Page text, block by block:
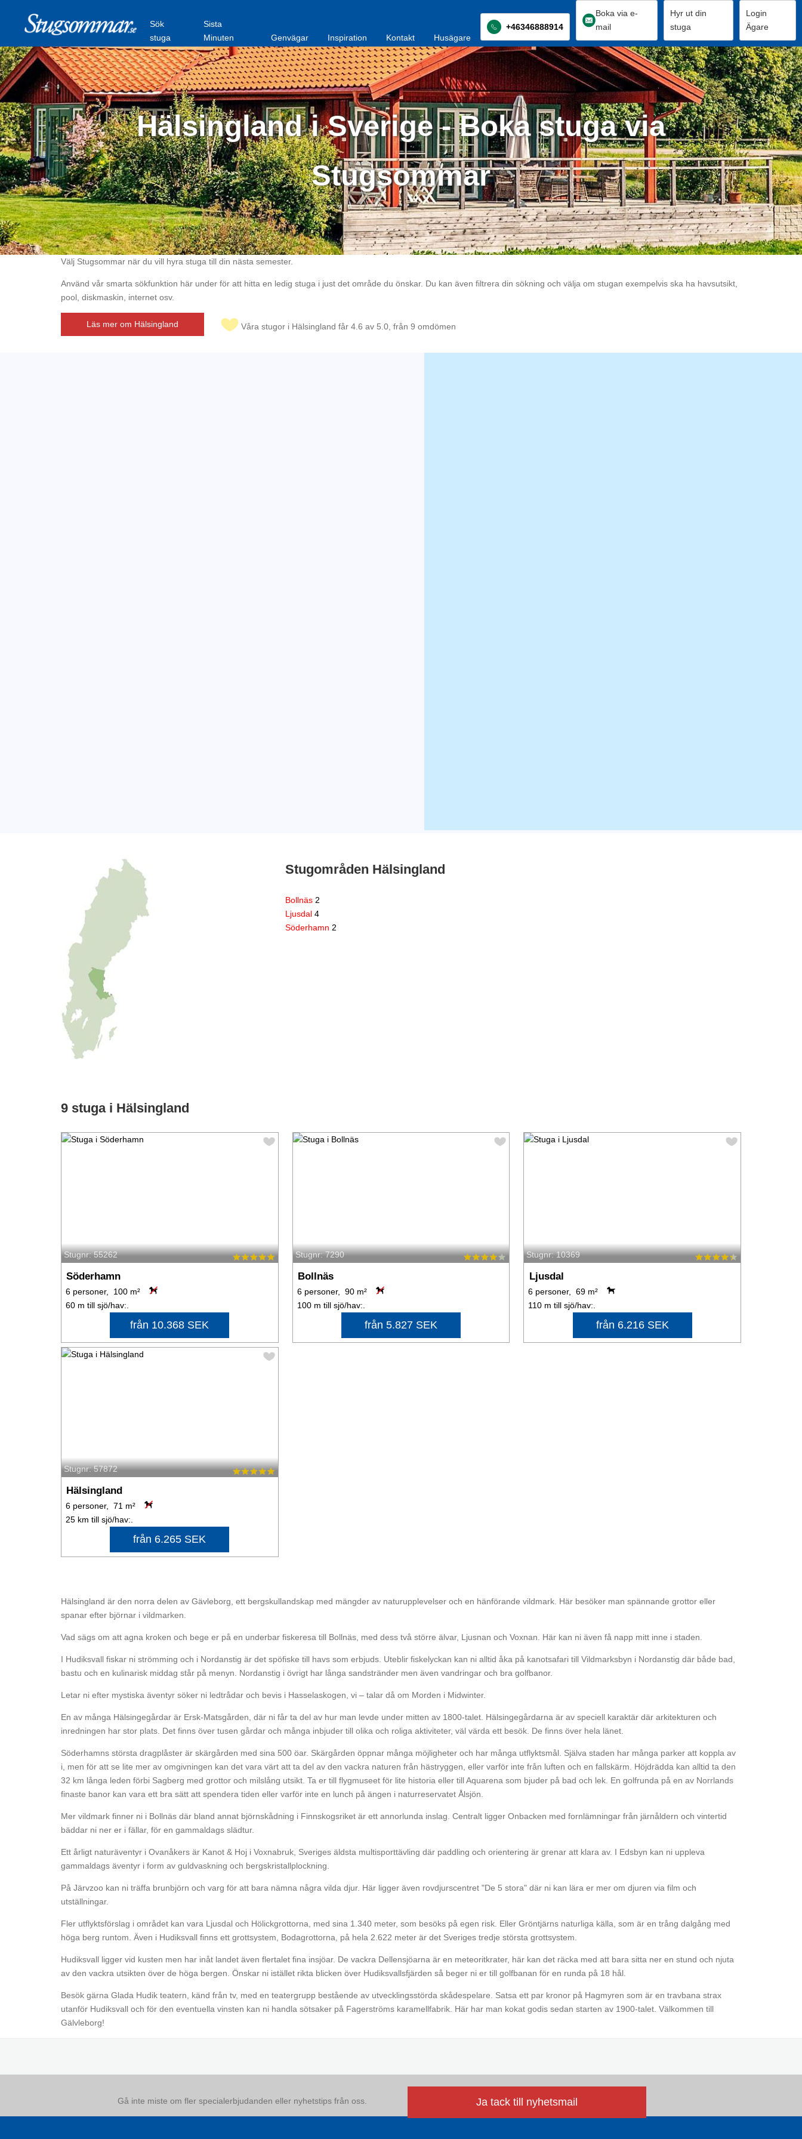
Sök
stuga
Sista
Minuten
Genvägar Inspiration Kontakt Husägare
+46346888914
Boka via e-
mail
Hyr ut din
stuga
Login
Ägare
Hälsingland i Sverige - Boka stuga via
Stugsommar
Välj Stugsommar när du vill hyra stuga till din nästa semester.
Använd vår smarta sökfunktion här under för att hitta en ledig stuga i just det område du önskar. Du kan även filtrera din sökning och välja om stugan exempelvis ska ha havsutsikt,
pool, diskmaskin, internet osv.
Läs mer om Hälsingland Våra stugor i Hälsingland får 4.6 av 5.0, från 9 omdömen
Stugområden Hälsingland
Bollnäs2
Ljusdal4
Söderhamn2
9 stuga i Hälsingland
Stugnr: 55262
Söderhamn
6 personer, 100 m²
60 m till sjö/hav:.
från 10.368 SEK
Stugnr: 7290
Bollnäs
6 personer, 90 m²
100 m till sjö/hav:.
från 5.827 SEK
Stugnr: 10369
Ljusdal
6 personer, 69 m²
110 m till sjö/hav:.
från 6.216 SEK
Stugnr: 57872
Hälsingland
6 personer, 71 m²
25 km till sjö/hav:.
från 6.265 SEK
Hälsingland är den norra delen av Gävleborg, ett bergskullandskap med mängder av naturupplevelser och en hänförande vildmark. Här besöker man spännande grottor eller
spanar efter björnar i vildmarken.
Vad sägs om att agna kroken och bege er på en underbar fiskeresa till Bollnäs, med dess två större älvar, Ljusnan och Voxnan. Här kan ni även få napp mitt inne i staden.
I Hudiksvall fiskar ni strömming och i Nordanstig är det spöfiske till havs som erbjuds. Uteblir fiskelyckan kan ni alltid åka på kanotsafari till Vildmarksbyn i Nordanstig där både bad,
bastu och en kulinarisk middag står på menyn. Nordanstig i övrigt har långa sandstränder men även vandringar och bra golfbanor.
Letar ni efter mystiska äventyr söker ni ledtrådar och bevis i Hasselaskogen, vi – talar då om Morden i Midwinter.
En av många Hälsingegårdar är Ersk-Matsgården, där ni får ta del av hur man levde under mitten av 1800-talet. Hälsingegårdarna är av speciell karaktär där arkitekturen och
inredningen har stor plats. Det finns över tusen gårdar och många inbjuder till olika och roliga aktiviteter, väl värda ett besök. De finns över hela länet.
Söderhamns största dragplåster är skärgården med sina 500 öar. Skärgården öppnar många möjligheter och har många utflyktsmål. Själva staden har många parker att koppla av
i, men för att se lite mer av omgivningen kan det vara värt att ta del av den vackra naturen från hästryggen, eller varför inte från luften och en fallskärm. Höjdrädda kan alltid ta den
32 km långa leden förbi Sagberg med grottor och milslång utsikt. Ta er till flygmuseet för lite historia eller till Aquarena som bjuder på bad och lek. En golfrunda på en av Norrlands
finaste banor kan vara ett bra sätt att spendera tiden eller varför inte en lunch på ängen i naturreservatet Ålsjön.
Mer vildmark finner ni i Bollnäs där bland annat björnskådning i Finnskogsriket är ett annorlunda inslag. Centralt ligger Onbacken med fornlämningar från järnåldern och vintertid
bäddar ni ner er i fällar, för en gammaldags slädtur.
Ett årligt naturäventyr i Ovanåkers är Kanot & Hoj i Voxnabruk, Sveriges äldsta multisporttävling där paddling och orientering är grenar att klara av. I Edsbyn kan ni uppleva
gammaldags äventyr i form av guldvaskning och bergskristallplockning.
På Järvzoo kan ni träffa brunbjörn och varg för att bara nämna några vilda djur. Här ligger även rovdjurscentret "De 5 stora" där ni kan lära er mer om djuren via film och
utställningar.
Fler utflyktsförslag i området kan vara Ljusdal och Hölickgrottorna, med sina 1.340 meter, som besöks på egen risk. Eller Gröntjärns naturliga källa, som är en trång dalgång med
höga berg runtom. Även i Hudiksvall finns ett grottsystem, Bodagrottorna, på hela 2.622 meter är det Sveriges tredje största grottsystem.
Hudiksvall ligger vid kusten men har inåt landet även flertalet fina insjöar. De vackra Dellensjöarna är en meteoritkrater, här kan det räcka med att bara sitta ner en stund och njuta
av den vackra utsikten över de höga bergen. Önskar ni istället rikta blicken över Hudiksvallsfjärden så beger ni er till golfbanan för en runda på 18 hål.
Besök gärna Glada Hudik teatern, känd från tv, med en teatergrupp bestående av utvecklingsstörda skådespelare. Satsa ett par kronor på Hagmyren som är en travbana strax
utanför Hudiksvall och för den eventuella vinsten kan ni handla sötsaker på Fagerströms karamellfabrik. Här har man kokat godis sedan starten av 1900-talet. Välkommen till
Gälvleborg!
Gå inte miste om fler specialerbjudanden eller nyhetstips från oss. Ja tack till nyhetsmail